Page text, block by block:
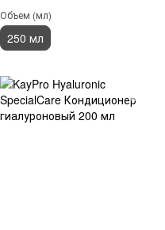
Объем (мл)
250 мл